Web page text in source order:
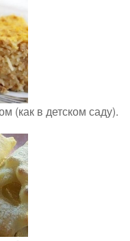
(как в детском саду).